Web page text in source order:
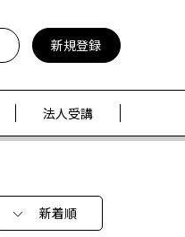
新規登録
法人受講
新着順